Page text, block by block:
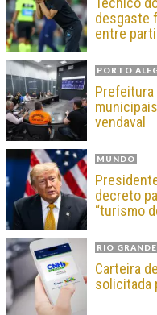
desgaste
entre
PORTO
Prefeitura
vendaval
MUNDO
decreto
“turismo
RIO
Carteira
solicitada